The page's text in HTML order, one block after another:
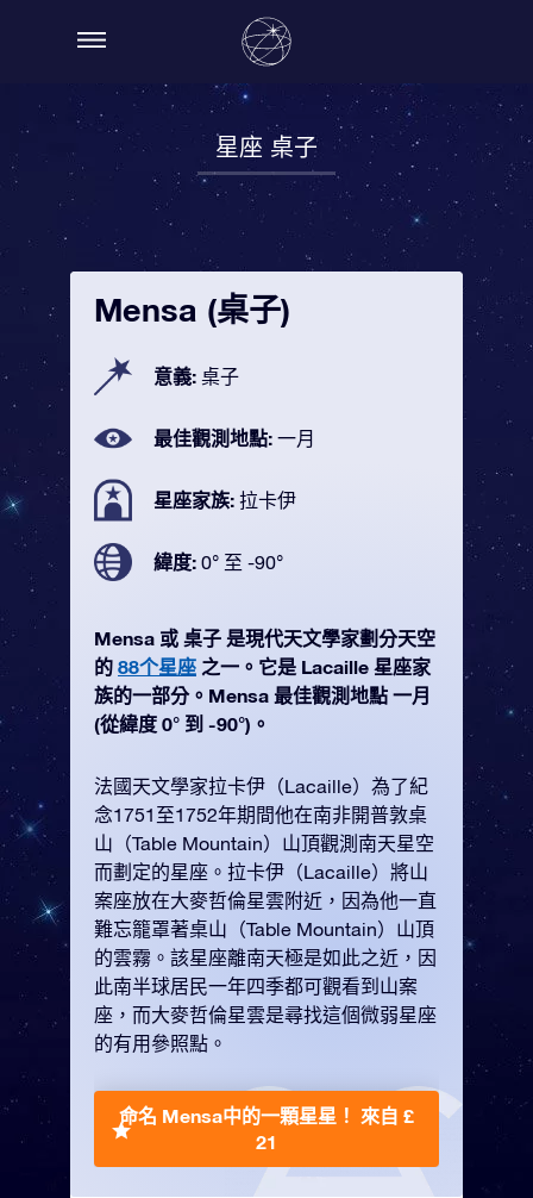
星座 桌子
Mensa (桌子)
意義: 桌子
最佳觀測地點: 一月
星座家族: 拉卡伊
緯度: 0° 至 -90°
Mensa 或 桌子 是現代天文學家劃分天空
的 88个星座 之一。它是 Lacaille 星座家
族的一部分。Mensa 最佳觀測地點 一月
(從緯度 0° 到 -90°)。
法國天文學家拉卡伊（Lacaille）為了紀
念1751至1752年期間他在南非開普敦桌
山（Table Mountain）山頂觀測南天星空
而劃定的星座。拉卡伊（Lacaille）將山
案座放在大麥哲倫星雲附近，因為他一直
難忘籠罩著桌山（Table Mountain）山頂
的雲霧。該星座離南天極是如此之近，因
此南半球居民一年四季都可觀看到山案
座，而大麥哲倫星雲是尋找這個微弱星座
的有用參照點。
命名 Mensa中的一顆星星！ 來自 £
21